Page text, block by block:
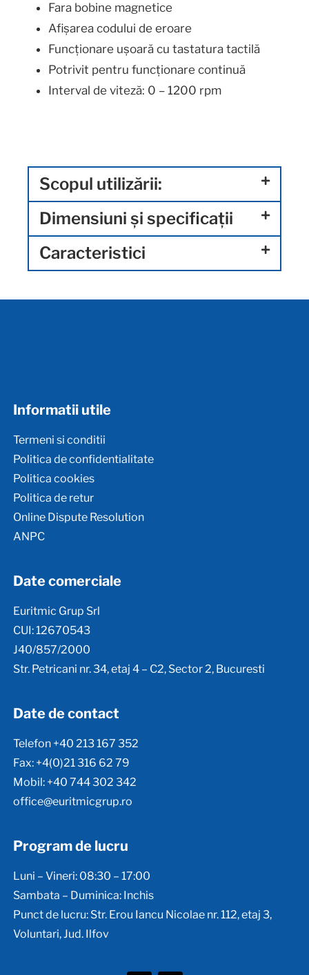
Fara bobine magnetice
Afișarea codului de eroare
Funcționare ușoară cu tastatura tactilă
Potrivit pentru funcționare continuă
Interval de viteză: 0 – 1200 rpm
Scopul utilizării:
Dimensiuni și specificații
Caracteristici
Informatii utile
Termeni si conditii
Politica de confidentialitate
Politica cookies
Politica de retur
Online Dispute Resolution
ANPC
Date comerciale
Euritmic Grup Srl
CUI: 12670543
J40/857/2000
Str. Petricani nr. 34, etaj 4 – C2, Sector 2, Bucuresti
Date de contact
Telefon +40 213 167 352
Fax: +4(0)21 316 62 79
Mobil: +40 744 302 342
office@euritmicgrup.ro
Program de lucru
Luni – Vineri: 08:30 – 17:00
Sambata – Duminica: Inchis
Punct de lucru: Str. Erou Iancu Nicolae nr. 112, etaj 3,
Voluntari, Jud. Ilfov